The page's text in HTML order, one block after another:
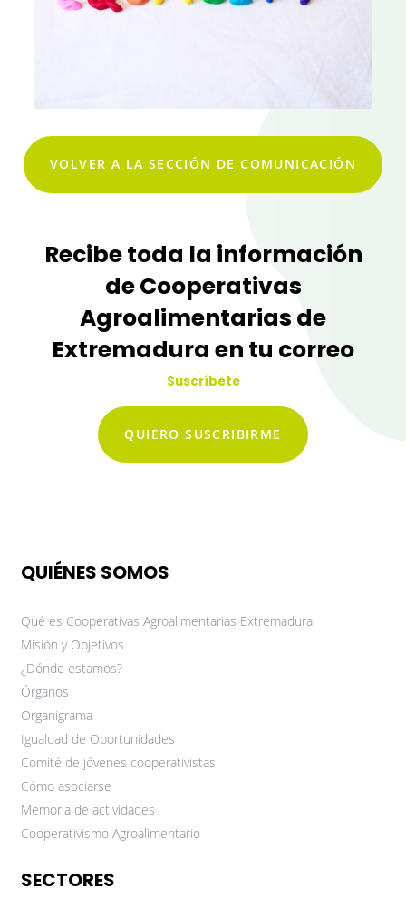
VOLVER A LA SECCIÓN DE COMUNICACIÓN
Recibe toda la información
de Cooperativas
Agroalimentarias de
Extremadura en tu correo
Suscríbete
QUIERO SUSCRIBIRME
QUIÉNES SOMOS
Qué es Cooperativas Agroalimentarias Extremadura
Misión y Objetivos
¿Dónde estamos?
Órganos
Organigrama
Igualdad de Oportunidades
Comité de jóvenes cooperativistas
Cómo asociarse
Memoria de actividades
Cooperativismo Agroalimentario
SECTORES